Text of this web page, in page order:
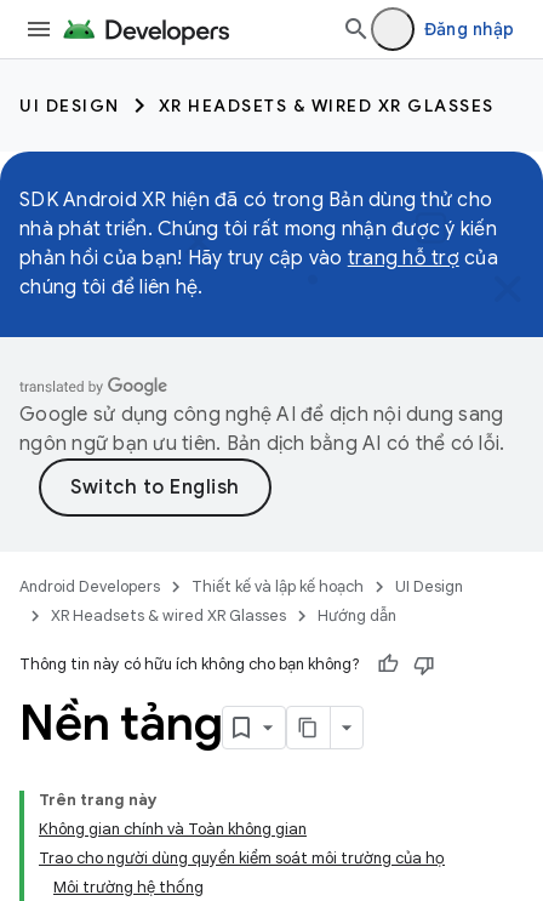
Đăng nhập
UI DESIGN XR HEADSETS & WIRED XR GLASSES
SDK Android XR hiện đã có trong Bản dùng thử cho
nhà phát triển. Chúng tôi rất mong nhận được ý kiến
phản hồi của bạn! Hãy truy cập vào trang hỗ trợcủa
chúng tôi để liên hệ.
Google sử dụng công nghệ AI để dịch nội dung sang
ngôn ngữ bạn ưu tiên. Bản dịch bằng AI có thể có lỗi.
Android Developers Thiết kế và lập kế hoạch
UI Design
XR Headsets & wired XR Glasses
Hướng dẫn
Thông tin này có hữu ích không cho bạn không?
Nền tảng
Trên trang này
Không gian chính và Toàn không gian
Trao cho người dùng quyền kiểm soát môi trường của họ
Môi trường hệ thống